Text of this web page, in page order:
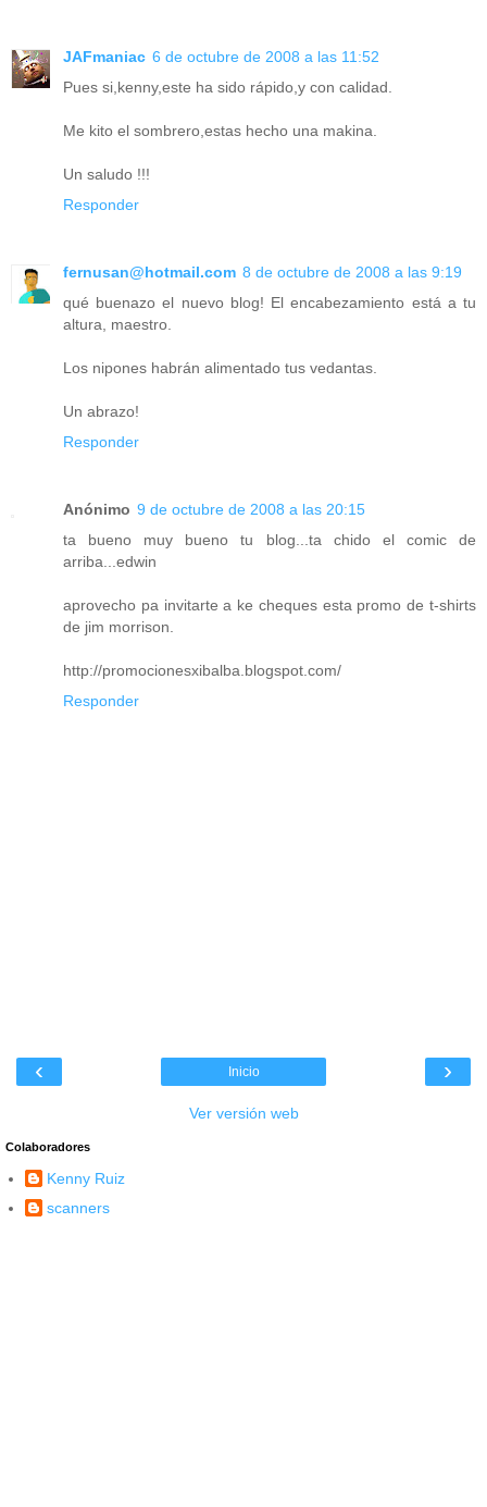
JAFmaniac 6 de octubre de 2008 a las 11:52
Pues si,kenny,este ha sido rápido,y con calidad.
Me kito el sombrero,estas hecho una makina.
Un saludo !!!
Responder
fernusan@hotmail.com 8 de octubre de 2008 a las 9:19
qué buenazo el nuevo blog! El encabezamiento está a tu
altura, maestro.
Los nipones habrán alimentado tus vedantas.
Un abrazo!
Responder
Anónimo 9 de octubre de 2008 a las 20:15
ta bueno muy bueno tu blog...ta chido el comic de
arriba...edwin
aprovecho pa invitarte a ke cheques esta promo de t-shirts
de jim morrison.
http://promocionesxibalba.blogspot.com/
Responder
‹ ›
Inicio
Ver versión web
Colaboradores
Kenny Ruiz
scanners